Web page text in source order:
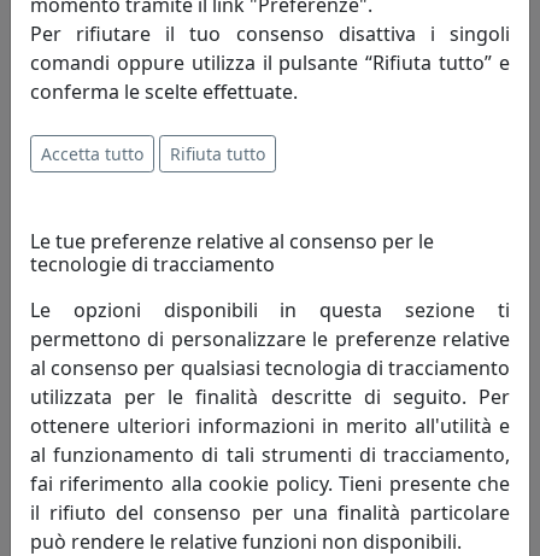
OROLOGIO DA PARETE FREEBIRD 2485B BIANCO
Progetti
392,00 €
Per rifiutare il tuo consenso disattiva i singoli
comandi oppure utilizza il pulsante “Rifiuta tutto” e
conferma le scelte effettuate.
Accetta tutto Rifiuta tutto
Le tue preferenze relative al consenso per le
tecnologie di tracciamento
Le opzioni disponibili in questa sezione ti
permettono di personalizzare le preferenze relative
al consenso per qualsiasi tecnologia di tracciamento
utilizzata per le finalità descritte di seguito. Per
ottenere ulteriori informazioni in merito all'utilità e
al funzionamento di tali strumenti di tracciamento,
fai riferimento alla cookie policy. Tieni presente che
il rifiuto del consenso per una finalità particolare
può rendere le relative funzioni non disponibili.